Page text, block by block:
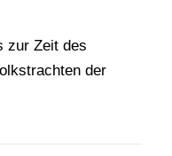
zur Zeit des
der